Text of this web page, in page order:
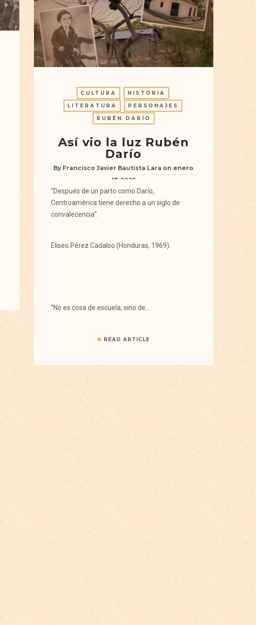
CULTURA
HISTORIA
LITERATURA
PERSONAJES
RUBÉN DARÍO
Así vio la luz Rubén
Darío
By Francisco Javier Bautista Lara on enero
17, 2025
“Después de un parto como Darío,
Centroamérica tiene derecho a un siglo de
convalecencia”.
Eliseo Pérez Cadalso (Honduras, 1969).
“No es cosa de escuela, sino de…
READ ARTICLE